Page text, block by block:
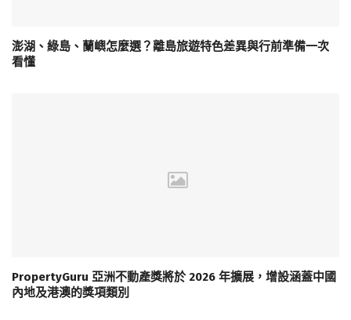
澎湖、綠島、蘭嶼怎麼選？離島旅遊特色差異與行前準備一次
看懂
PropertyGuru 亞洲不動產獎將於 2026 年擴展，增設涵蓋中國
內地及港澳的獎項類別